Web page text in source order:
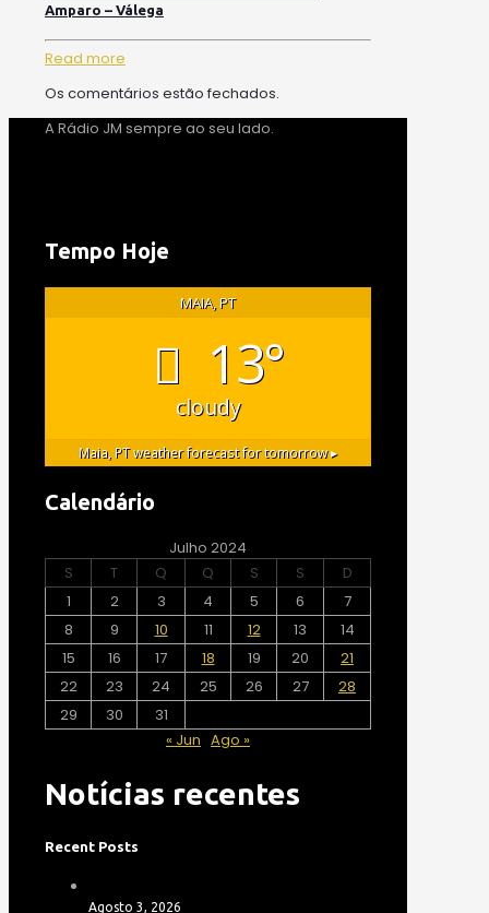
Amparo – Válega
Read more
Os comentários estão fechados.
A Rádio JM sempre ao seu lado.
Tempo Hoje
MAIA, PT
13°
cloudy
Maia, PTweather forecast for tomorrow ▸
Calendário
Julho 2024
S
T Q Q S S
D
1
2 3 4 5 6
7
8
9 10 11 12 13
14
15
16 17 18 19 20
21
22
23 24 25 26 27
28
29
30
31
« Jun Ago »
Notícias recentes
Recent Posts
Agosto 3, 2026